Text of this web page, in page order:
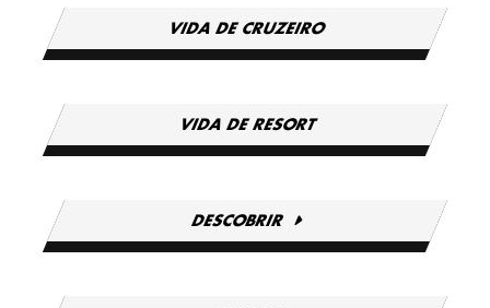
VIDA DE CRUZEIRO
VIDA DE RESORT
DESCOBRIR